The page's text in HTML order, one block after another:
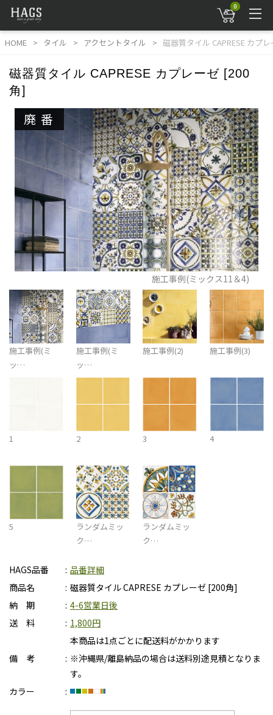
0
HOME タイル アクセントタイル 磁器質タイル CAPRESE カプ
磁器質タイル CAPRESE カプレーゼ [200
角]
廃番
施工事例(ミックス11＆4)
施工事例(ミ
ッ…
施工事例(ミ
ッ…
施工事例(2) 施工事例(3)
1 2 3 4
5
ランダムミッ
ク…
ランダムミッ
ク…
HAGS品番
品番詳細
商品名
磁器質タイル CAPRESE カプレーゼ [200角]
納 期
4-6営業日後
送 料
1,800円
本商品は1点ごとに配送料がかかります
備 考
※沖縄県/離島納品の場合は送料別途見積となりま
す。
カラー